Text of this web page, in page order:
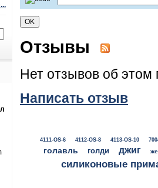
Отзывы
Нет отзывов об этом
Написать отзыв
4111-OS-6 4112-OS-8 4113-OS-10
голавль голди джиг
силиконовые